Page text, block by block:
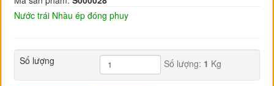
Nước trái Nhàu ép đóng phuy
Số lượng Số lượng: 1 Kg